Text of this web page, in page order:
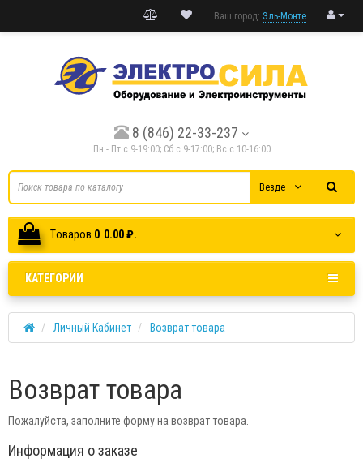
Ваш город: Эль-Монте
8 (846) 22-33-237
Пн - Пт с 9-19:00; Cб с 9-17:00; Вс с 10-16:00
Везде
Tоваров 0 0.00 ₽.
КАТЕГОРИИ
Личный Кабинет Возврат товара
Возврат товара
Пожалуйста, заполните форму на возврат товара.
Информация о заказе